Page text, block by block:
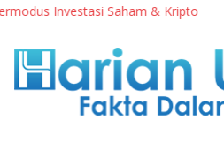
Investasi Saham & Kripto